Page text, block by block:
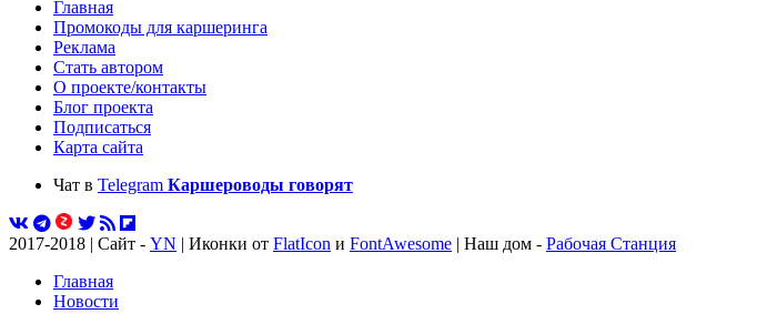
Главная
Промокоды для каршеринга
Реклама
Стать автором
О проекте/контакты
Блог проекта
Подписаться
Карта сайта
Чат в Telegram Каршероводы говорят
2017-2018 | Сайт - YN | Иконки от FlatIcon и FontAwesome | Наш дом - Рабочая Станция
Главная
Новости